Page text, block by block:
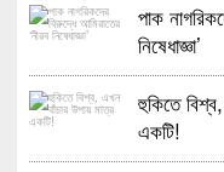
পাক
নিষেধাজ্ঞা’
হুকিতে
একটি!